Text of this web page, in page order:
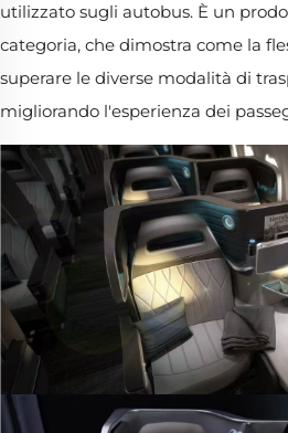
utilizzato sugli autobus. È un
categoria, che dimostra come la
superare le diverse modalità di
migliorando l'esperienza dei